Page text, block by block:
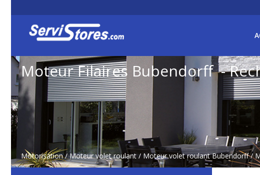
Moteur Filaires Bubendorff -
Motorisation /Moteur volet roulant / Moteur volet roulant Bubendorff /